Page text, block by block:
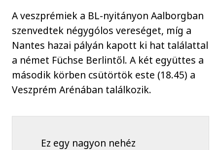
A veszprémiek a BL-nyitányon Aalborgban
szenvedtek négygólos vereséget, míg a
Nantes hazai pályán kapott ki hat találattal
a német Füchse Berlintől. A két együttes a
második körben csütörtök este (18.45) a
Veszprém Arénában találkozik.
Ez egy nagyon nehéz